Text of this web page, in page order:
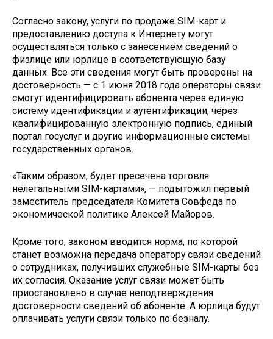
Согласно закону, услуги по продаже SIM-карт и
предоставлению доступа к Интернету могут
осуществляться только с занесением сведений о
физлице или юрлице в соответствующую базу
данных. Все эти сведения могут быть проверены на
достоверность — с 1 июня 2018 года операторы связи
смогут идентифицировать абонента через единую
систему идентификации и аутентификации, через
квалифицированную электронную подпись, единый
портал госуслуг и другие информационные системы
государственных органов.
«Таким образом, будет пресечена торговля
нелегальными SIM-картами», — подытожил первый
заместитель председателя Комитета Совфеда по
экономической политике Алексей Майоров.
Кроме того, законом вводится норма, по которой
станет возможна передача оператору связи сведений
о сотрудниках, получивших служебные SIM-карты без
их согласия. Оказание услуг связи может быть
приостановлено в случае неподтверждения
достоверности сведений об абоненте. А юрлица будут
оплачивать услуги связи только по безналу.